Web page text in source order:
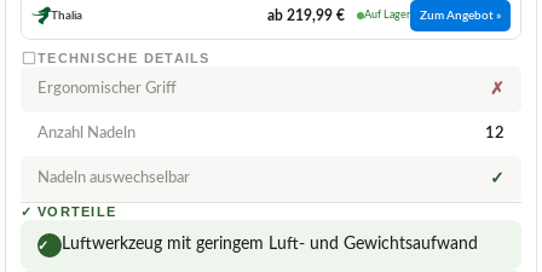
Thalia ab 219,99 € Auf Lager Zum Angebot »
TECHNISCHE DETAILS
Ergonomischer Griff ✗
Anzahl Nadeln 12
Nadeln auswechselbar ✓
✓ VORTEILE
✓ Luftwerkzeug mit geringem Luft- und Gewichtsaufwand